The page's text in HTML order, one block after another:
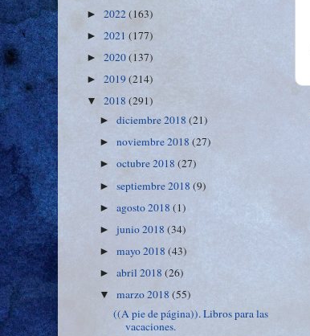
► 2022(163)
► 2021 (177)
► 2020(137)
► 2019(214)
▼ 2018 (291)
►diciembre 2018(21)
►noviembre 2018(27)
►octubre 2018(27)
►septiembre 2018(9)
►agosto 2018(1)
►junio 2018(34)
►mayo 2018(43)
►abril 2018(26)
▼marzo 2018(55)
((A pie de página)). Libros para las
vacaciones.